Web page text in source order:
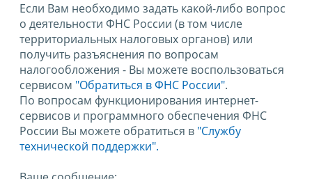
Если Вам необходимо задать какой-либо вопрос
о деятельности ФНС России (в том числе
территориальных налоговых органов) или
получить разъяснения по вопросам
налогообложения - Вы можете воспользоваться
сервисом "Обратиться в ФНС России".
По вопросам функционирования интернет-
сервисов и программного обеспечения ФНС
России Вы можете обратиться в "Службу
технической поддержки".